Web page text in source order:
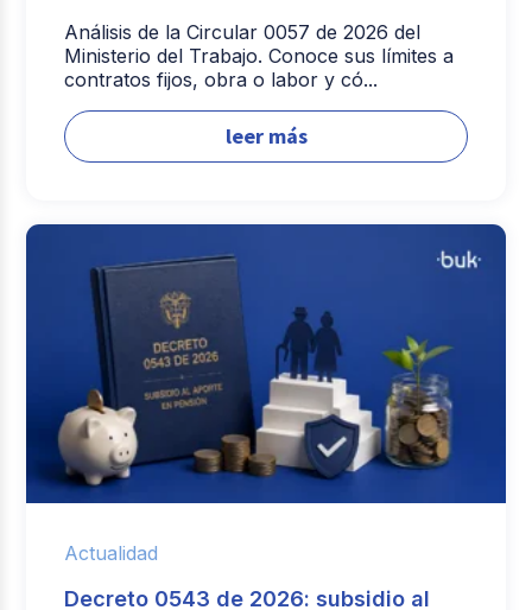
Análisis de la Circular 0057 de 2026 del
Ministerio del Trabajo. Conoce sus límites a
contratos fijos, obra o labor y có...
leer más
Actualidad
Decreto 0543 de 2026: subsidio al